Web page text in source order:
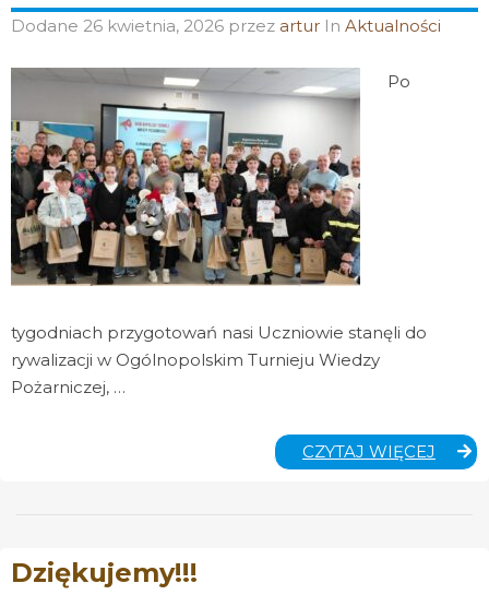
Dodane 26 kwietnia, 2026 przez artur In Aktualności
Po
tygodniach przygotowań nasi Uczniowie stanęli do
rywalizacji w Ogólnopolskim Turnieju Wiedzy
Pożarniczej, …
CZYTAJ WIĘCEJ
Dziękujemy!!!